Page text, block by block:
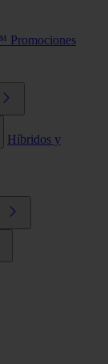
Promociones
Híbridos y